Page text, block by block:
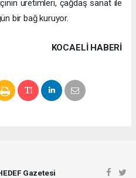
üretimleri, çağdaş sanat ile
bir bağ kuruyor.
KOCAELI HABERİ
Gazetesi